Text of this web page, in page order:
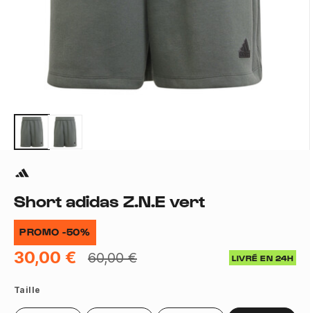
Short adidas Z.N.E vert
PROMO -50%
30,00 € 60,00 € LIVRÉ EN 24H
Taille